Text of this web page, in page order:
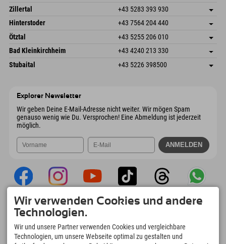
Österreich
Buchen
Speckbacherstraße 87
Österreich
Adresse speichern
Buchen
Zillertal +43 5283 393 930
Schmiedau 2
Österreich
Adresse speichern
Buchen
Hinterstoder +43 7564 204 440
Freizeitpark 10
Österreich
Adresse speichern
Buchen
Ötztal +43 5255 206 010
Gscheat 14
Österreich
Adresse speichern
Buchen
Bad Kleinkirchheim +43 4240 213 330
Dorfstraße 24
Adresse speichern
Stubaital +43 5226 398500
Explorer Newsletter
Wir geben Deine E-Mail-Adresse nicht weiter. Wir mögen Spam
genauso wenig wie Du. Versprochen! Eine Abmeldung ist jederzeit
möglich.
Explorer App
Upload Deiner #ExplorerMoments, Mein
Explorer To Go mit Buchungsübersicht,
Bucketlist, Restaurantübersicht uvm. Jetzt
Wir verwenden Cookies und andere
Technologien.
Wir und unsere Partner verwenden Cookies und vergleichbare
Technologien, um unsere Webseite optimal zu gestalten und